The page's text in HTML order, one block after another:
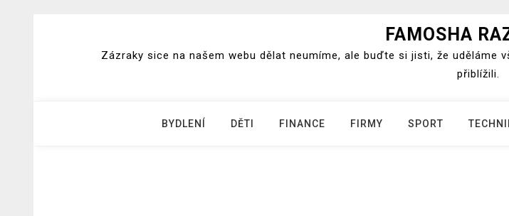
FAMOSHA
Zázraky sice na našem webu dělat neumíme, ale buďte si jisti, že uděláme
přiblížili.
BYDLENÍ DĚTI FINANCE FIRMY SPORT